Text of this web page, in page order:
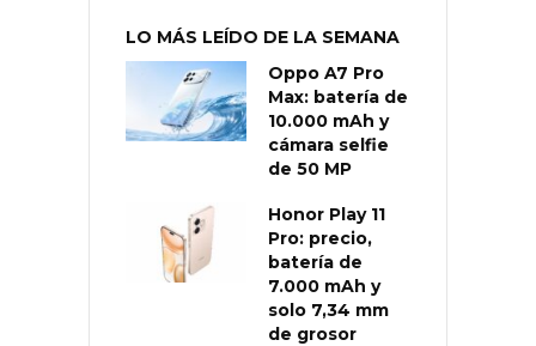
LO MÁS LEÍDO DE LA SEMANA
Oppo A7 Pro
Max: batería de
10.000 mAh y
cámara selfie
de 50 MP
Honor Play 11
Pro: precio,
batería de
7.000 mAh y
solo 7,34 mm
de grosor